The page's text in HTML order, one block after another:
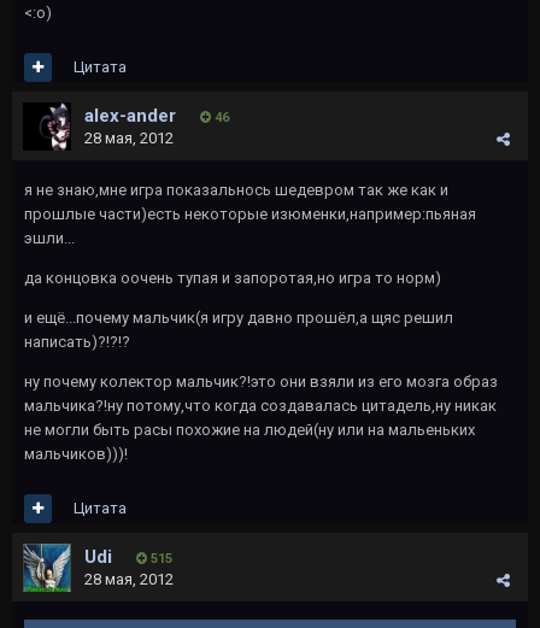
<:o)
Цитата
alex-ander 46
28 мая, 2012
я не знаю,мне игра показальнось шедевром так же как и
прошлые части)есть некоторые изюменки,например:пьяная
эшли...
да концовка оочень тупая и запоротая,но игра то норм)
и ещё...почему мальчик(я игру давно прошёл,а щяс решил
написать)?!?!?
ну почему колектор мальчик?!это они взяли из его мозга образ
мальчика?!ну потому,что когда создавалась цитадель,ну никак
не могли быть расы похожие на людей(ну или на мальеньких
мальчиков)))!
Цитата
Udi 515
28 мая, 2012